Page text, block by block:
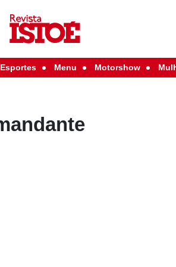
Esportes Menu Motorshow